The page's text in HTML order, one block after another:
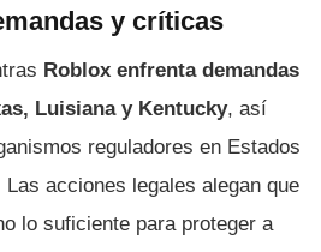
y críticas
Roblox enfrenta demandas
Luisiana y Kentucky, así
reguladores en Estados
acciones legales alegan que
lo suficiente para proteger a